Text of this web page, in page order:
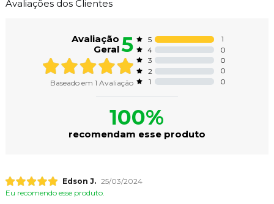
Avaliações dos Clientes
Avaliação
Geral5
Baseado em 1 Avaliação
5
1
4
0
3
0
2
0
1
0
100%
recomendam esse produto
Edson J. 25/03/2024
Eu recomendo esse produto.